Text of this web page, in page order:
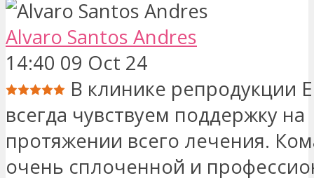
Alvaro Santos Andres
14:40 09 Oct 24
В клинике репродукции
всегда чувствуем поддержку на
протяжении всего лечения.
очень сплоченной и